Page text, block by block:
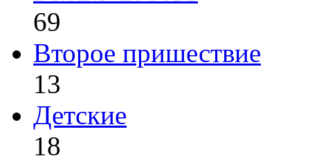
69
Второе пришествие
13
Детские
18